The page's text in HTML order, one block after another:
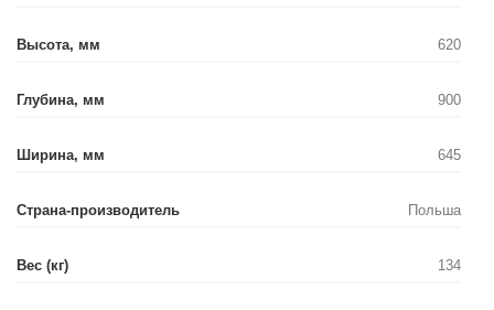
Высота, мм 620
Глубина, мм 900
Ширина, мм 645
Страна-производитель Польша
Вес (кг) 134